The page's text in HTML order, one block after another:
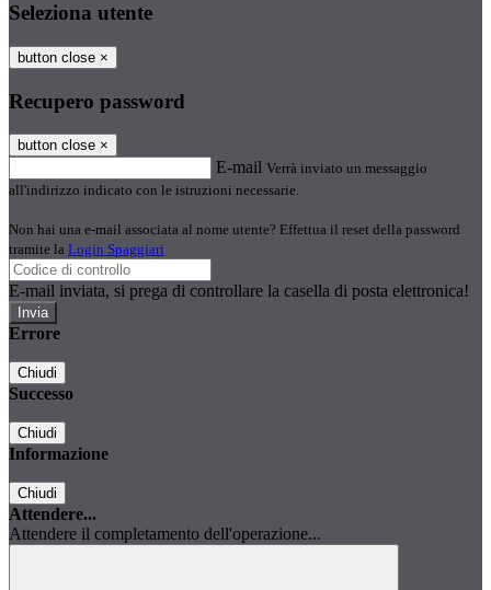
Seleziona utente
button close ×
Recupero password
button close ×
E-mail Verrà inviato un messaggio
all'indirizzo indicato con le istruzioni necessarie.
Non hai una e-mail associata al nome utente? Effettua il reset della password
tramite la Login Spaggiari
E-mail inviata, si prega di controllare la casella di posta elettronica!
Errore
Chiudi
Successo
Chiudi
Informazione
Chiudi
Attendere...
Attendere il completamento dell'operazione...